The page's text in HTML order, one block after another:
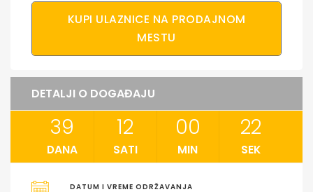
KUPI ULAZNICE NA PRODAJNOM
MESTU
DETALJI O DOGAĐAJU
39
DANA
12
SATI
00
MIN
22
SEK
DATUM I VREME ODRŽAVANJA